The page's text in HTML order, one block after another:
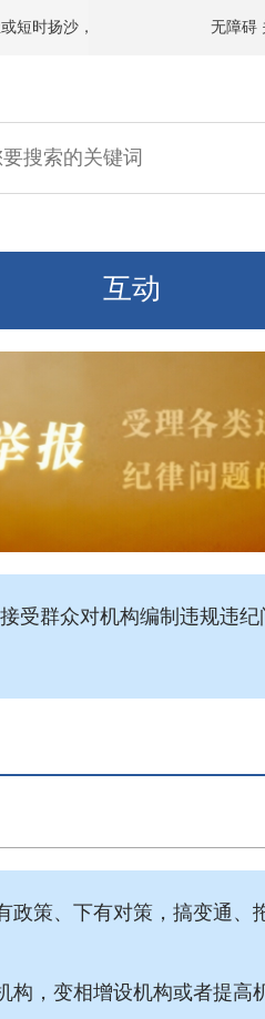
时扬沙，偏东区域有微到小阵雨
无障碍
互动
受群众对机构编制违规违
策、下有对策，搞变通、
，变相增设机构或者提高